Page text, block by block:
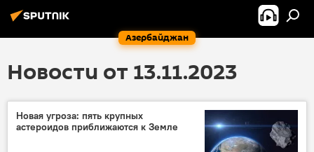
Азербайджан
Новости от 13.11.2023
Новая угроза: пять крупных
астероидов приближаются к Земле